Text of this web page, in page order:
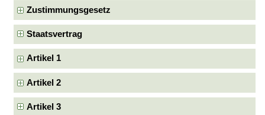
Zustimmungsgesetz
Staatsvertrag
Artikel 1
Artikel 2
Artikel 3